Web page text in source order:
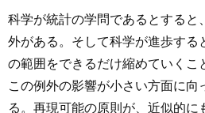
科学が統計の学問であるとすると
外がある。そして科学が進歩する
の範囲をできるだけ縮めていくこ
この例外の影響が小さい方面に向
る。再現可能の原則が、近似的に